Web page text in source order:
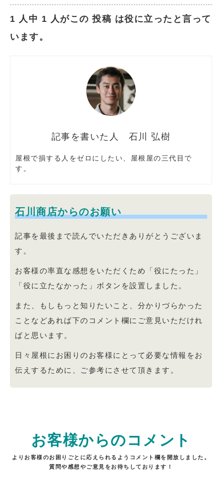
1 人中 1 人がこの 投稿 は役に立ったと言って
います。
石川 弘樹
屋根で損する人をゼロにしたい、屋根屋の三代目で
す。
石川商店からのお願い
記事を最後まで読んでいただきありがとうございま
す。
お客様の率直な感想をいただくため「役にたった」
「役に立たなかった」ボタンを設置しました。
また、もしもっと知りたいこと、分かりづらかった
ことなどあれば下のコメント欄にご意見いただけれ
ばと思います。
日々屋根にお困りのお客様にとって必要な情報をお
伝えするために、ご参考にさせて頂きます。
お客様からのコメント
よりお客様のお困りごとに応えられるようコメント欄を開放しました。
質問や感想やご意見をお待ちしております！